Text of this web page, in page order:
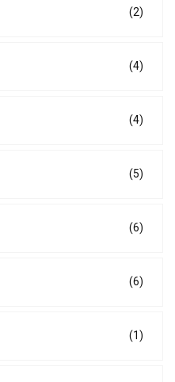
(2)
(4)
(4)
(5)
(6)
(6)
(1)